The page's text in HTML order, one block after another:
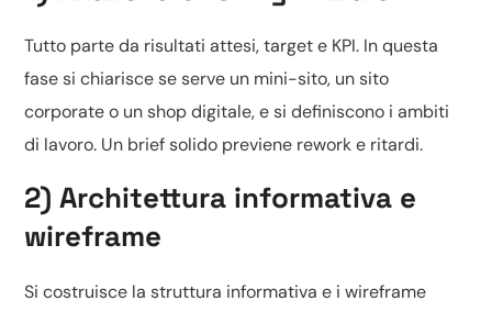
Tutto parte da risultati attesi, target e KPI. In questa
fase si chiarisce se serve un mini-sito, un sito
corporate o unshop digitale, e si definiscono i ambiti
di lavoro. Un brief solido previene rework e ritardi.
2) Architettura informativa e
wireframe
Si costruisce la struttura informativa e i wireframe